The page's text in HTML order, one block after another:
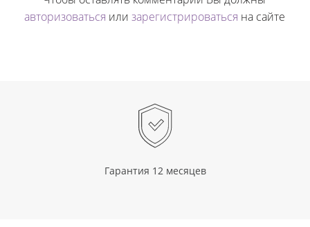
авторизоваться или зарегистрироваться на сайте
Гарантия 12 месяцев